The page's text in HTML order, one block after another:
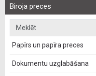
Biroja preces
Papīrs un papīra preces
Dokumentu uzglabāšana